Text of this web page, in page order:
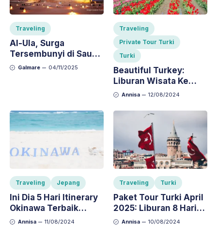
Traveling
Al-Ula, Surga
Tersembunyi di Saudi:
Pesona Gurun,
Galmare 04/11/2025
Traveling
Private Tour Turki
Turki
Beautiful Turkey:
Liburan Wisata Ke
Turki 9 Hari Bulan
Annisa 12/08/2024
Traveling Jepang
Ini Dia 5 Hari Itinerary
Okinawa Terbaik
Tahun 2024
Annisa 11/08/2024
Traveling Turki
Paket Tour Turki April
2025: Liburan 8 Hari
Menikmati Musim
Annisa 10/08/2024